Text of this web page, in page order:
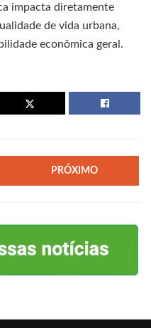
impacta diretamente
de vida urbana,
econômica geral.
PRÓXIMO